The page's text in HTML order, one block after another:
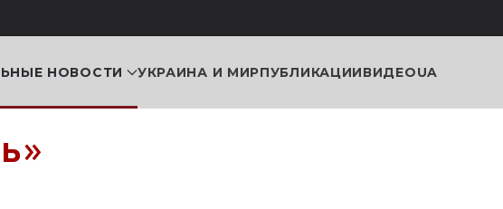
НОВОСТИ УКРАИНА И МИРПУБЛИКАЦИИВИДЕОUA